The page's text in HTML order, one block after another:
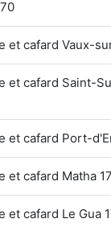
et cafard Vaux-
et cafard Saint-
et cafard Port-
et cafard Matha
et cafard Le Gua